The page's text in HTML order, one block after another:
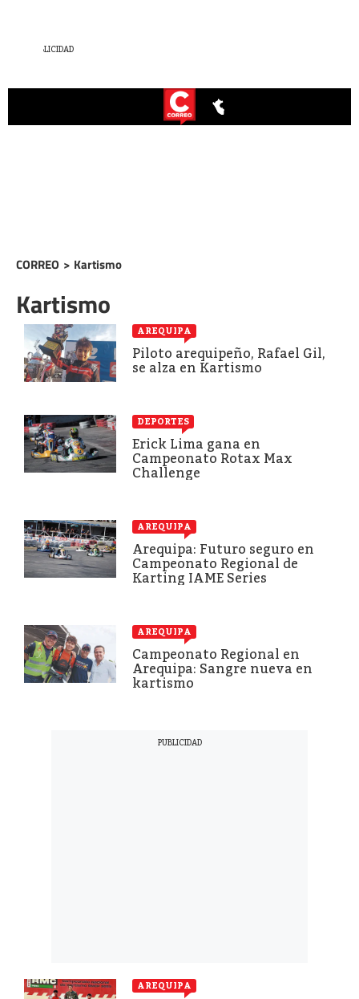
CORREO > Kartismo
Kartismo
AREQUIPA
Piloto arequipeño, Rafael Gil,
se alza en Kartismo
DEPORTES
Erick Lima gana en
Campeonato Rotax Max
Challenge
AREQUIPA
Arequipa: Futuro seguro en
Campeonato Regional de
Karting IAME Series
AREQUIPA
Campeonato Regional en
Arequipa: Sangre nueva en
kartismo
AREQUIPA